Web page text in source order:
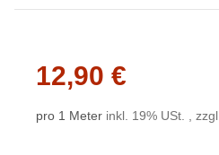
12,90 €
pro 1 Meter inkl. 19% USt. , zzgl.